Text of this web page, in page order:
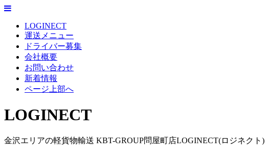
LOGINECT
運送メニュー
ドライバー募集
会社概要
お問い合わせ
新着情報
ページ上部へ
LOGINECT
金沢エリアの軽貨物輸送 KBT-GROUP問屋町店LOGINECT(ロジネクト)